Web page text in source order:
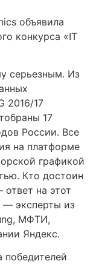
объявила
конкурса «IT
серьезным. Из
2016/17
17
России. Все
на платформе
графикой
Кто достоин
на этот
эксперты из
МФТИ,
Яндекс.